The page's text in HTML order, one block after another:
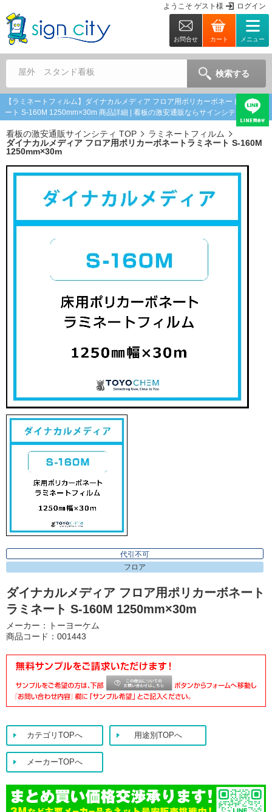
ようこそ ゲスト 様 ログイン
お問合せ カート メニュー
屋外 スタンド看板 検索する
【ラミネートフィルム】ダイナカルメディア フロア用ポリカーボネートラミネ
ート S-160M 1250mm×30m 商品詳細 | 看板の激安通販ならサインシティ
看板の激安通販サインシティ TOP
ラミネートフィルム
ダイナカルメディア フロア用ポリカーボネートラミネート S-160M
1250mm×30m
代引不可
フロア
ダイナカルメディア フロア用ポリカーボネート
ラミネート S-160M 1250mm×30m
メーカー：トーヨーケム
商品コード：001443
カテゴリTOPへ 用途別TOPへ
メーカーTOPへ